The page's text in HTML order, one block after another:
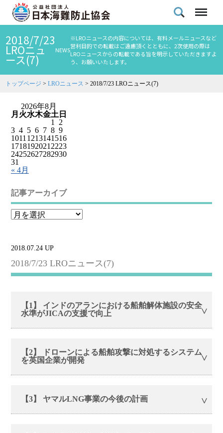
2018/7/23
LROニュ
ース(7)
NEWS
※LROニュースの内容については、有料メールニュースなど
営利目的での転載はご遠慮頂くとともに、2次使用の際は
LROニュースからの転載である旨を明示していただきますよ
う、お願いいたします。
トップページ >LROニュース >2018/7/23 LROニュース(7)
2026年8月
月 火水木金土 日
1
2
3 4 5 6 7 8 9
1011 1213141516
1718192021 2223
24252627282930
31
« 4月
記事アーカイブ
2018.07.24 UP
2018/7/23 LROニュース(7)
【1】 インドのアランにおける船舶解体施設の安全
水準がJICAの支援で向上
【2】 ドローンによる船舶攻撃に対処するシステム
を英国企業が開発
【3】 ヤマルLNG事業の今後の計画